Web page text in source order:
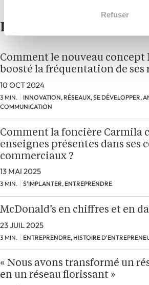
Refuser
Les plus lus
Comment le nouveau concept
boosté la fréquentation de ses
10 OCT 2024
3 MIN.
INNOVATION, RÉSEAUX, SE DÉVELOPPER,
COMMUNICATION
Comment la foncière Carmila
enseignes présentes dans ses
commerciaux ?
13 MAI 2025
3 MIN. S'IMPLANTER, ENTREPRENDRE
McDonald’s en chiffres et en
23 JUIL 2025
3 MIN. ENTREPRENDRE, HISTOIRE
« Nous avons transformé un
en un réseau florissant »